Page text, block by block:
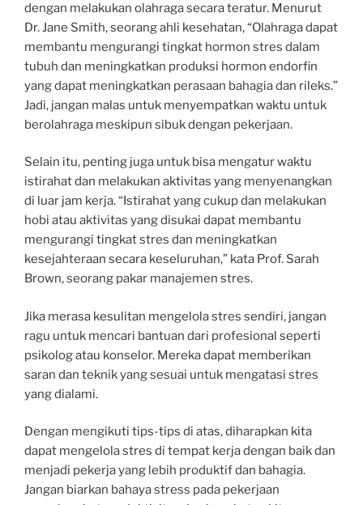
dengan melakukan olahraga secara teratur. Menurut
Dr. Jane Smith, seorang ahli kesehatan, “Olahraga dapat
membantu mengurangi tingkat hormon stres dalam
tubuh dan meningkatkan produksi hormon endorfin
yang dapat meningkatkan perasaan bahagia dan rileks.”
Jadi, jangan malas untuk menyempatkan waktu untuk
berolahraga meskipun sibuk dengan pekerjaan.
Selain itu, penting juga untuk bisa mengatur waktu
istirahat dan melakukan aktivitas yang menyenangkan
di luar jam kerja. “Istirahat yang cukup dan melakukan
hobi atau aktivitas yang disukai dapat membantu
mengurangi tingkat stres dan meningkatkan
kesejahteraan secara keseluruhan,” kata Prof. Sarah
Brown, seorang pakar manajemen stres.
Jika merasa kesulitan mengelola stres sendiri, jangan
ragu untuk mencari bantuan dari profesional seperti
psikolog atau konselor. Mereka dapat memberikan
saran dan teknik yang sesuai untuk mengatasi stres
yang dialami.
Dengan mengikuti tips-tips di atas, diharapkan kita
dapat mengelola stres di tempat kerja dengan baik dan
menjadi pekerja yang lebih produktif dan bahagia.
Jangan biarkan bahaya stress pada pekerjaan